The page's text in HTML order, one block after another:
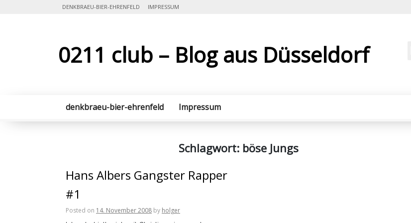
DENKBRAEU-BIER-EHRENFELD IMPRESSUM
0211 club – Blog aus Düsseldorf
denkbraeu-bier-ehrenfeld Impressum
Schlagwort: böse Jungs
Hans Albers Gangster Rapper
#1
Posted on 14. November 2008 by holger